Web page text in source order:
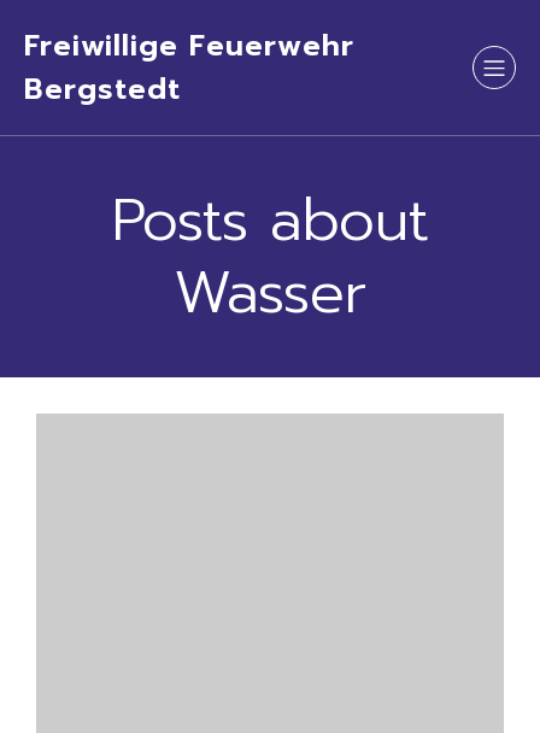
Freiwillige Feuerwehr
Bergstedt
Posts about
Wasser